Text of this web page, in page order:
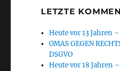
LETZTE
Heute vor 13 Jahren
OMAS GEGEN
DSGVO
Heute vor 18 Jahren